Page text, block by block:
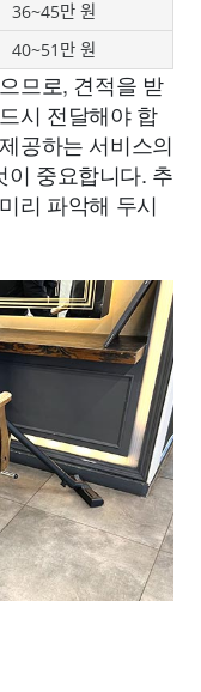
36~45만 원
40~51만 원
므로, 견적을 받
시 전달해야 합
공하는 서비스의
이 중요합니다. 추
리 파악해 두시